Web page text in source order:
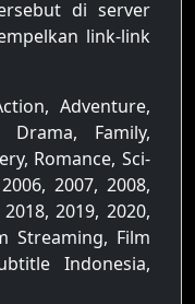
di server
link-link
Adventure,
Drama, Family,
Romance, Sci-
2007, 2008,
2019, 2020,
Streaming, Film
Indonesia,